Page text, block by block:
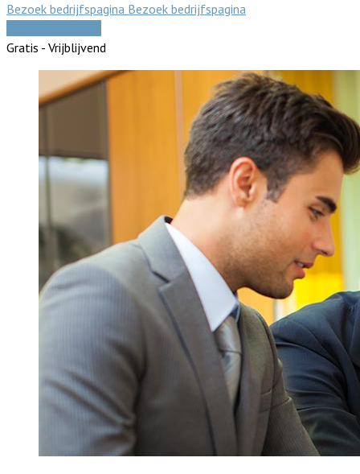
Bezoek bedrijfspagina Bezoek bedrijfspagina
Gratis - Vrijblijvend